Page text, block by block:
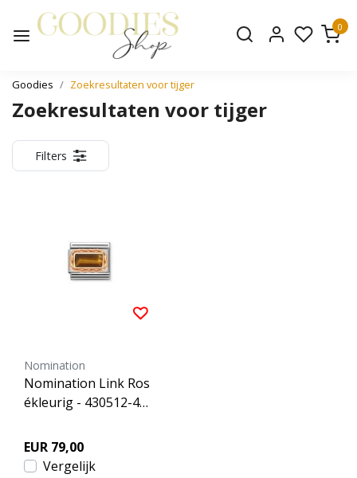
0
Goodies Zoekresultaten voor tijger
Zoekresultaten voor tijger
Filters
Nomination
Nomination Link Ros
ékleurig - 430512-41 -
ONE WITH RICH SET
TING - Tiger Eye
EUR 79,00
Vergelijk